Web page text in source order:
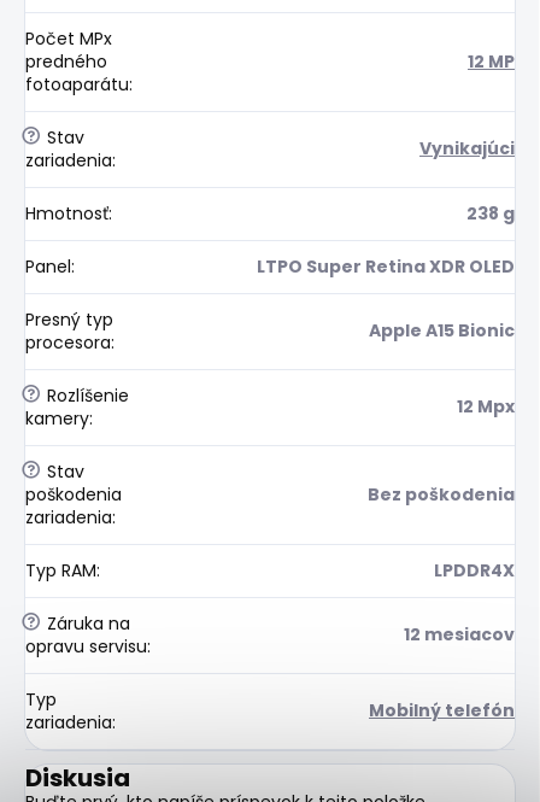
Počet MPx
predného
fotoaparátu:
12 MP
? Stav
zariadenia: Vynikajúci
Hmotnosť: 238 g
Panel: LTPO Super Retina XDR OLED
Presný typ
procesora: Apple A15 Bionic
? Rozlíšenie
kamery: 12 Mpx
? Stav
poškodenia
zariadenia:
Bez poškodenia
Typ RAM: LPDDR4X
? Záruka na
opravu servisu: 12 mesiacov
Typ
zariadenia: Mobilný telefón
Diskusia